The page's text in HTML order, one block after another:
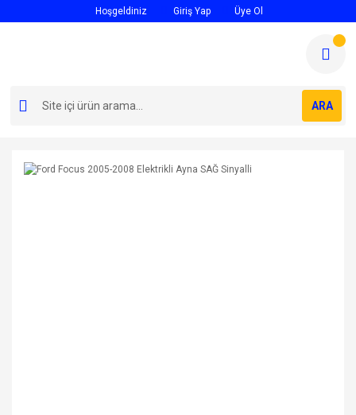
Hoşgeldiniz Giriş Yap Üye Ol
ARA